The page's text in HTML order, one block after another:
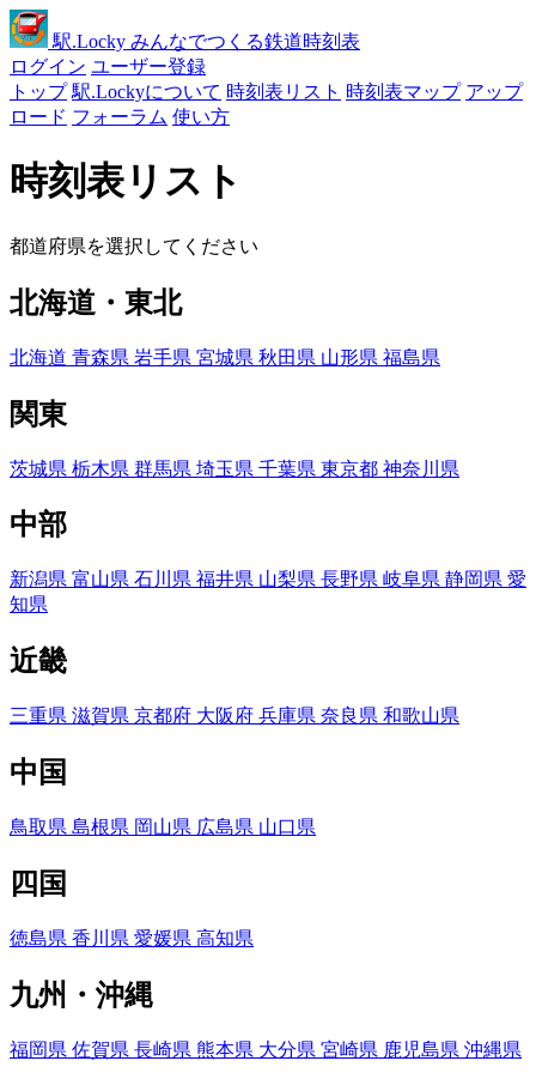
駅.Locky みんなでつくる鉄道時刻表
ログイン ユーザー登録
トップ 駅.Lockyについて 時刻表リスト 時刻表マップ アップ
ロード フォーラム 使い方
時刻表リスト
都道府県を選択してください
北海道・東北
北海道 青森県 岩手県 宮城県 秋田県 山形県 福島県
関東
茨城県 栃木県 群馬県 埼玉県 千葉県 東京都 神奈川県
中部
新潟県 富山県 石川県 福井県 山梨県 長野県 岐阜県 静岡県 愛
知県
近畿
三重県 滋賀県 京都府 大阪府 兵庫県 奈良県 和歌山県
中国
鳥取県 島根県 岡山県 広島県 山口県
四国
徳島県 香川県 愛媛県 高知県
九州・沖縄
福岡県 佐賀県 長崎県 熊本県 大分県 宮崎県 鹿児島県 沖縄県